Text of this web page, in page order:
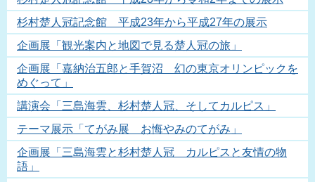
杉村楚人冠記念館 平成23年から平成27年の展示
企画展「観光案内と地図で見る楚人冠の旅」
企画展「嘉納治五郎と手賀沼 幻の東京オリンピックを
めぐって」
講演会「三島海雲、杉村楚人冠、そしてカルピス」
テーマ展示「てがみ展 お悔やみのてがみ」
企画展「三島海雲と杉村楚人冠 カルピスと友情の物
語」